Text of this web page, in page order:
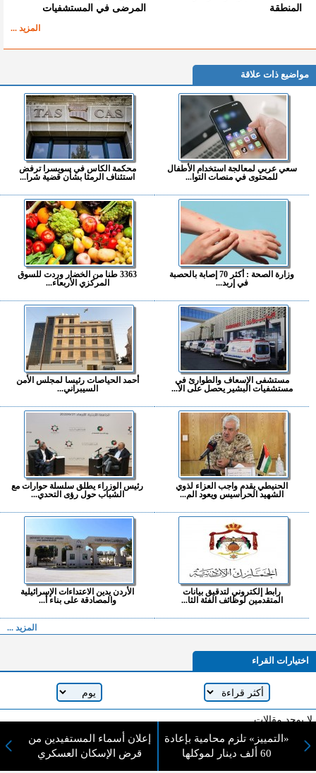
المنطقة
المرضى في المستشفيات
المزيد ...
مواضيع ذات علاقة
سعي عربي لمعالجة استخدام الأطفال
للمحتوى في منصات التوا...
محكمة الكاس في سويسرا ترفض
استئناف الرمثا بشأن قضية شرا...
وزارة الصحة : أكثر 70 إصابة بالحصبة
في إربد...
3363 طنا من الخضار وردت للسوق
المركزي الأربعاء...
مستشفى الإسعاف والطوارئ في
مستشفيات البشير يحصل على الا...
أحمد الحياصات رئيسا لمجلس الأمن
السيبراني...
الحنيطي يقدم واجب العزاء لذوي
الشهيد الحراسيس ويعود الم...
رئيس الوزراء يطلق سلسلة حوارات مع
الشباب حول رؤى التحدي...
رابط إلكتروني لتدقيق بيانات
المتقدمين لوظائف الفئة الثا...
الأردن يدين الاعتداءات الإسرائيلية
والمصادقة على بناء أ...
المزيد ...
اختيارات القراء
لا يوجد مقالات
«التمييز» تلزم محامية بإعادة
60 ألف دينار لموكلها
إعلان أسماء المستفيدين من
قرض الإسكان العسكري
لا مانع من الإقتباس وإعادة النشر شريط ذكر المصدر ( المدينة نيوز ) - الآراء والتعليقات